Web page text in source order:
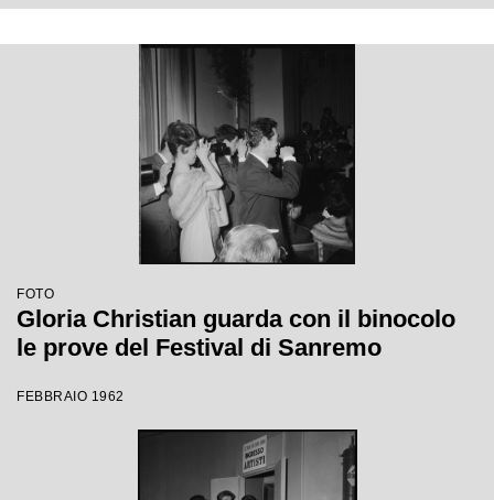
FOTO
Gloria Christian guarda con il binocolo
le prove del Festival di Sanremo
FEBBRAIO 1962